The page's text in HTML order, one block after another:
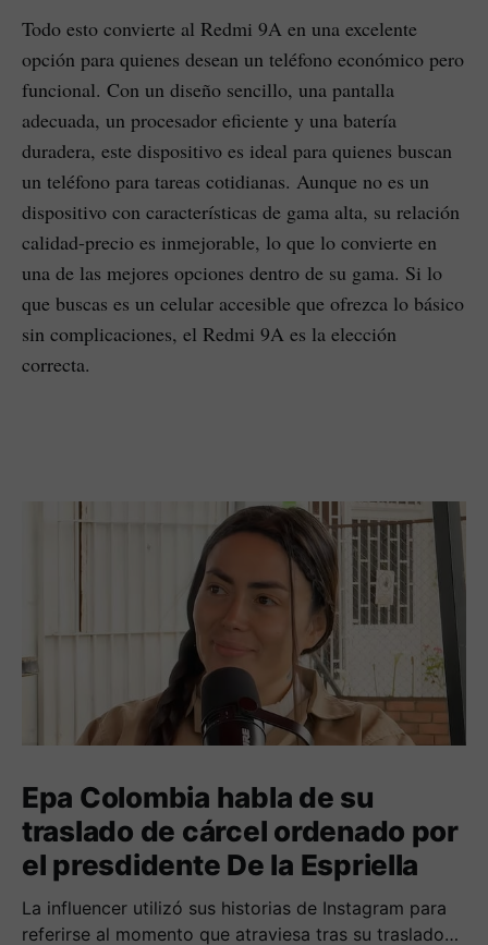
Todo esto convierte al Redmi 9A en una excelente
opción para quienes desean un teléfono económico pero
funcional. Con un diseño sencillo, una pantalla
adecuada, un procesador eficiente y una batería
duradera, este dispositivo es ideal para quienes buscan
un teléfono para tareas cotidianas. Aunque no es un
dispositivo con características de gama alta, su relación
calidad-precio es inmejorable, lo que lo convierte en
una de las mejores opciones dentro de su gama. Si lo
que buscas es un celular accesible que ofrezca lo básico
sin complicaciones, el Redmi 9A es la elección
correcta.
Epa Colombia habla de su
traslado de cárcel ordenado por
el presdidente De la Espriella
La influencer utilizó sus historias de Instagram para
referirse al momento que atraviesa tras su traslado